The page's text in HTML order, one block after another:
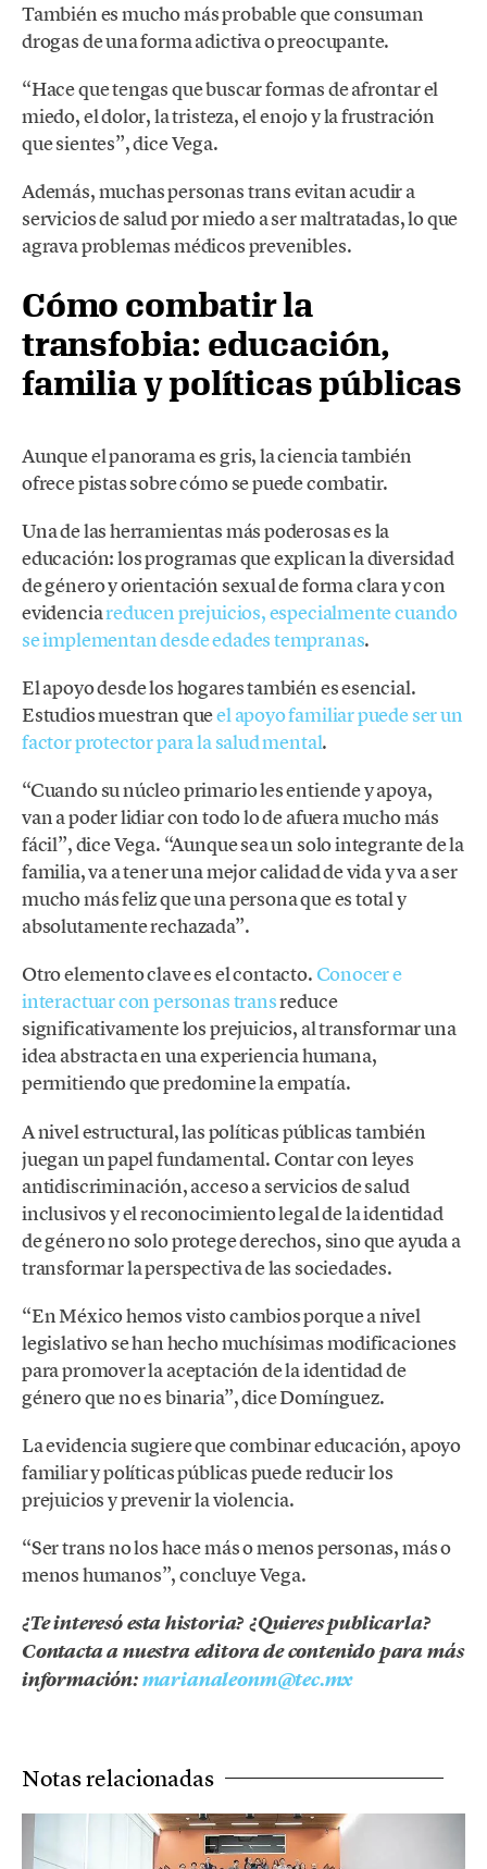
También es mucho más probable que consuman
drogas de una forma adictiva o preocupante.
“Hace que tengas que buscar formas de afrontar el
miedo, el dolor, la tristeza, el enojo y la frustración
que sientes”, dice Vega.
Además, muchas personas trans evitan acudir a
servicios de salud por miedo a ser maltratadas, lo que
agrava problemas médicos prevenibles.
Cómo combatir la
transfobia: educación,
familia y políticas públicas
Aunque el panorama es gris, la ciencia también
ofrece pistas sobre cómo se puede combatir.
Una de las herramientas más poderosas es la
educación: los programas que explican la diversidad
de género y orientación sexual de forma clara y con
evidenciareducen prejuicios, especialmente cuando
se implementan desde edades tempranas.
El apoyo desde los hogares también es esencial.
Estudios muestran queel apoyo familiar puede ser un
factor protector para la salud mental.
“Cuando su núcleo primario les entiende y apoya,
van a poder lidiar con todo lo de afuera mucho más
fácil”, dice Vega. “Aunque sea un solo integrante de la
familia, va a tener una mejor calidad de vida y va a ser
mucho más feliz que una persona que es total y
absolutamente rechazada”.
Otro elemento clave es el contacto. Conocer e
interactuar con personas transreduce
significativamente los prejuicios, al transformar una
idea abstracta en una experiencia humana,
permitiendo que predomine la empatía.
A nivel estructural, las políticas públicas también
juegan un papel fundamental. Contar con leyes
antidiscriminación, acceso a servicios de salud
inclusivos y el reconocimiento legal de la identidad
de género no solo protege derechos, sino que ayuda a
transformar la perspectiva de las sociedades.
“En México hemos visto cambios porque a nivel
legislativo se han hecho muchísimas modificaciones
para promover la aceptación de la identidad de
género que no es binaria”, dice Domínguez.
La evidencia sugiere que combinar educación, apoyo
familiar y políticas públicas puede reducir los
prejuicios y prevenir la violencia.
“Ser trans no los hace más o menos personas, más o
menos humanos”, concluye Vega.
¿Te interesó esta historia? ¿Quieres publicarla?
Contacta a nuestra editora de contenido para más
información:marianaleonm@tec.mx
Notas relacionadas